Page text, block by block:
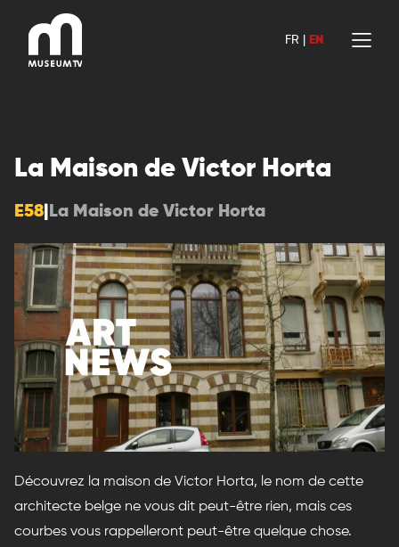
content
FR EN
La Maison de Victor Horta
E58 La Maison de Victor Horta
Découvrez la maison de Victor Horta, le nom de cette
architecte belge ne vous dit peut-être rien, mais ces
courbes vous rappelleront peut-être quelque chose.